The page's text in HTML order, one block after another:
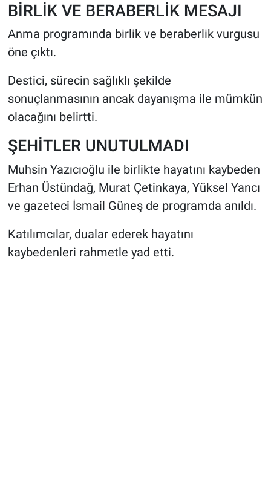
BİRLİK VE BERABERLİK MESAJI
Anma programında birlik ve beraberlik vurgusu
öne çıktı.
Destici, sürecin sağlıklı şekilde
sonuçlanmasının ancak dayanışma ile mümkün
olacağını belirtti.
ŞEHİTLER UNUTULMADI
Muhsin Yazıcıoğlu ile birlikte hayatını kaybeden
Erhan Üstündağ, Murat Çetinkaya, Yüksel Yancı
ve gazeteci İsmail Güneş de programda anıldı.
Katılımcılar, dualar ederek hayatını
kaybedenleri rahmetle yad etti.